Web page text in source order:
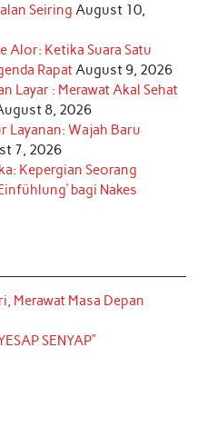
Seiring August 10,
Alor: Ketika Suara Satu
RapatAugust 9, 2026
Layar : Merawat Akal Sehat
8, 2026
Layanan: Wajah Baru
7, 2026
Kepergian Seorang
bagi Nakes
Merawat Masa Depan
SENYAP”